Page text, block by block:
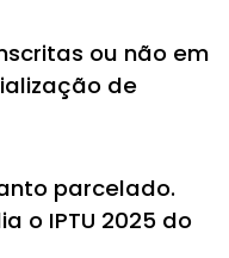
ou não em
de
parcelado.
o IPTU 2025 do